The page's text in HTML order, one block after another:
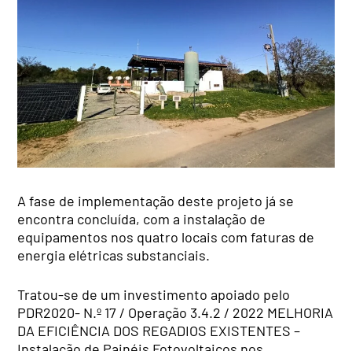
A fase de implementação deste projeto já se
encontra concluída, com a instalação de
equipamentos nos quatro locais com faturas de
energia elétricas substanciais.
Tratou-se de um investimento apoiado pelo
PDR2020- N.º 17 / Operação 3.4.2 / 2022 MELHORIA
DA EFICIÊNCIA DOS REGADIOS EXISTENTES –